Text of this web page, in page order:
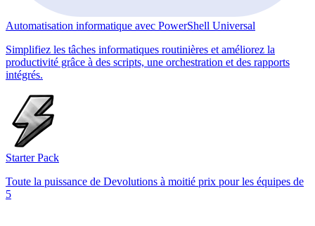
Automatisation informatique avec PowerShell Universal
Simplifiez les tâches informatiques routinières et améliorez la
productivité grâce à des scripts, une orchestration et des rapports
intégrés.
Starter Pack
Toute la puissance de Devolutions à moitié prix pour les équipes de
5